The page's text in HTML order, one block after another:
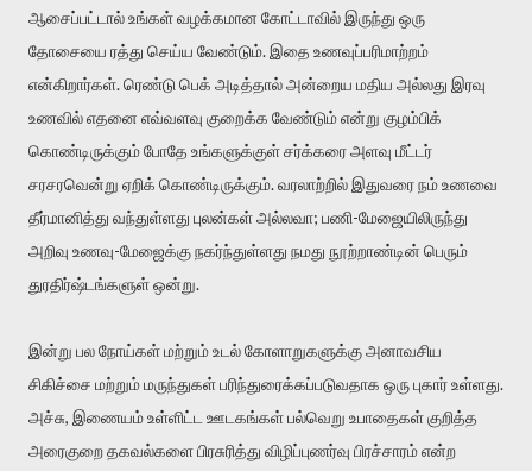
ஆசைப்பட்டால் உங்கள் வழக்கமான கோட்டாவில் இருந்து ஒரு
தோசையை ரத்து செய்ய வேண்டும். இதை உணவுப்பரிமாற்றம்
என்கிறார்கள். ரெண்டு பெக் அடித்தால் அன்றைய மதிய அல்லது இரவு
உணவில் எதனை எவ்வளவு குறைக்க வேண்டும் என்று குழம்பிக்
கொண்டிருக்கும் போதே உங்களுக்குள் சர்க்கரை அளவு மீட்டர்
சரசரவென்று ஏறிக் கொண்டிருக்கும். வரலாற்றில் இதுவரை நம் உணவை
தீர்மானித்து வந்துள்ளது புலன்கள் அல்லவா; பணி-மேஜையிலிருந்து
அறிவு உணவு-மேஜைக்கு நகர்ந்துள்ளது நமது நூற்றாண்டின் பெரும்
துரதிர்ஷ்டங்களுள் ஒன்று.
இன்று பல நோய்கள் மற்றும் உடல் கோளாறுகளுக்கு அனாவசிய
சிகிச்சை மற்றும் மருந்துகள் பரிந்துரைக்கப்படுவதாக ஒரு புகார் உள்ளது.
அச்சு, இணையம் உள்ளிட்ட ஊடகங்கள் பல்வெறு உபாதைகள் குறித்த
அரைகுறை தகவல்களை பிரசுரித்து விழிப்புணர்வு பிரச்சாரம் என்ற